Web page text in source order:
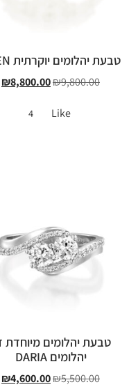
טבעת יהלומים יוקרתית EDEN
₪9,800.00
₪8,800.00
Like
4
טבעת יהלומים מיוחדת
יהלומים DARIA
₪5,500.00
₪4,600.00